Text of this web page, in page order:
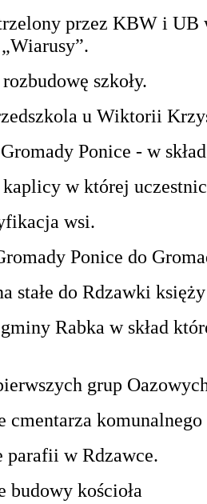
przez KBW i
szkoły.
u Wiktorii
Ponice - w
w której
wsi.
Ponice do
stałe do Rdzawki
Rabka w skład
grup
cmentarza
parafii w Rdzawce.
budowy kościoła